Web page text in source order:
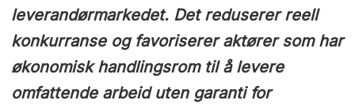
leverandørmarkedet. Det reduserer reell
konkurranse og favoriserer aktører som har
økonomisk handlingsrom til å levere
omfattende arbeid uten garanti for